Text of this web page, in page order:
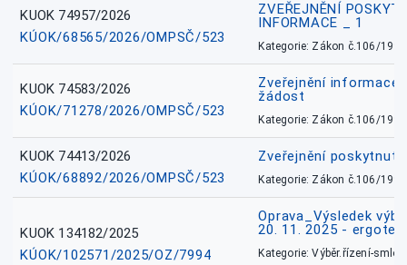
KUOK 74957/2026
KÚOK/68565/2026/OMPSČ/523
ZVEŘEJNĚNÍ
INFORMACE _ 1
Kategorie: Zákon č.106/1999
KUOK 74583/2026
KÚOK/71278/2026/OMPSČ/523
Zveřejnění informace
žádost
Kategorie: Zákon č.106/1999
KUOK 74413/2026
KÚOK/68892/2026/OMPSČ/523
Zveřejnění
Kategorie: Zákon č.106/1999
KUOK 134182/2025
KÚOK/102571/2025/OZ/7994
Oprava_Výsledek
20. 11. 2025 -
Kategorie: Výběr.řízení-